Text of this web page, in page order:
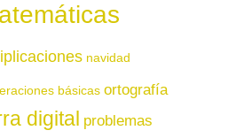
navidad
básicas ortografía
digital problemas